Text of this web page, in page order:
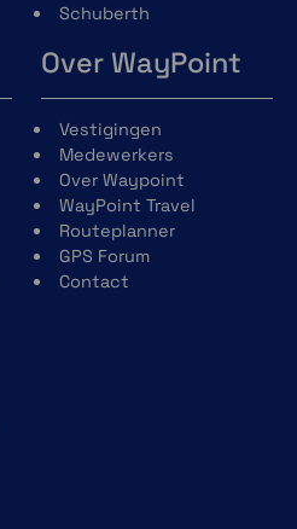
Schuberth
Over WayPoint
Vestigingen
Medewerkers
Over Waypoint
WayPoint Travel
Routeplanner
GPS Forum
Contact